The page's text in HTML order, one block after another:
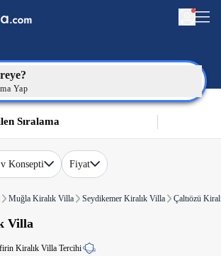
Yap
Sıralama
Konsepti Fiyat
Muğla Kiralık Villa Seydikemer Kiralık Villa Çaltıözü
Villa
Kiralık Villa Tercihi